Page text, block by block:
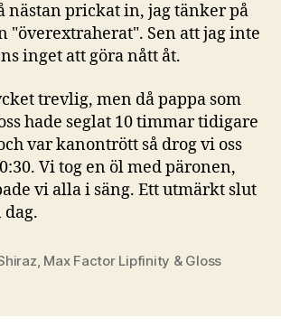
nästan prickat in, jag tänker på
"överextraherat". Sen att jag inte
inget att göra nått åt.
trevlig, men då pappa som
hade seglat 10 timmar tidigare
var kanontrött så drog vi oss
Vi tog en öl med päronen,
vi alla i säng. Ett utmärkt slut
dag.
Max Factor Lipfinity & Gloss